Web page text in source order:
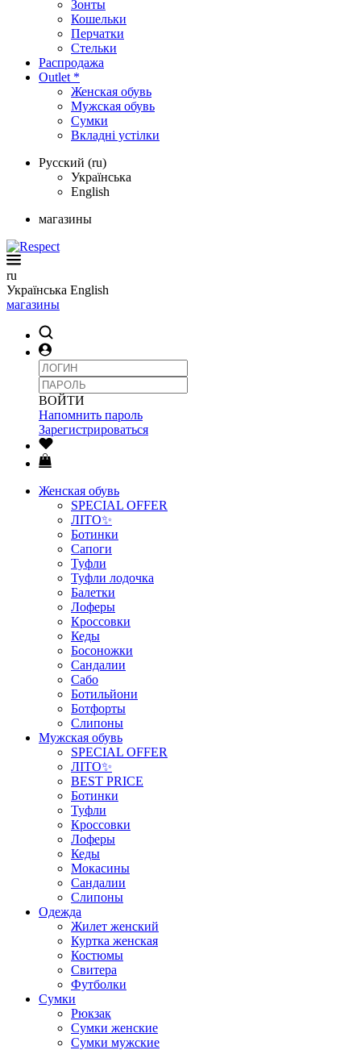
Зонты
Кошельки
Перчатки
Стельки
Распродажа
Outlet *
Женская обувь
Мужская обувь
Сумки
Вкладні устілки
Русский (ru)
Українська
English
магазины
ru
Українська English
магазины
ВОЙТИ
Напомнить пароль
Зарегистрироваться
Женская обувь
SPECIAL OFFER
ЛІТО✨
Ботинки
Сапоги
Туфли
Туфли лодочка
Балетки
Лоферы
Кроссовки
Кеды
Босоножки
Сандалии
Сабо
Ботильйони
Ботфорты
Слипоны
Мужская обувь
SPECIAL OFFER
ЛІТО✨
BEST PRICE
Ботинки
Туфли
Кроссовки
Лоферы
Кеды
Мокасины
Сандалии
Слипоны
Одежда
Жилет женский
Куртка женская
Костюмы
Свитера
Футболки
Сумки
Рюкзак
Сумки женские
Сумки мужские